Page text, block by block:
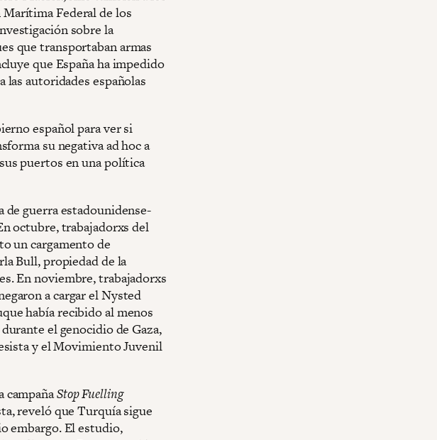
Marítima Federal de los
sobre la
que transportaban armas
que España ha impedido
las autoridades españolas
español para ver si
su negativa ad hoc a
puertos en una política
guerra estadounidense-
octubre, trabajadorxs del
un cargamento de
Bull, propiedad de la
En noviembre, trabajadorxs
a cargar el Nysted
había recibido al menos
el genocidio de Gaza,
y el Movimiento Juvenil
campañaStop Fuelling
reveló que Turquía sigue
embargo. El estudio,